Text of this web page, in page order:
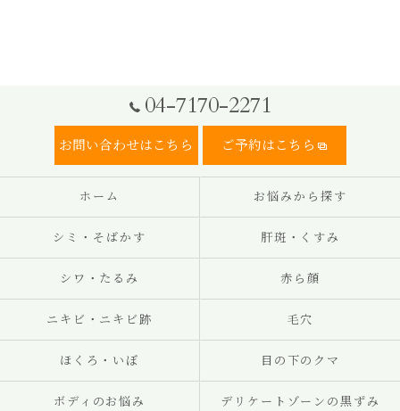
04-7170-2271
お問い合わせはこちら ご予約はこちら
ホーム お悩みから探す
シミ・そばかす 肝斑・くすみ
シワ・たるみ 赤ら顔
ニキビ・ニキビ跡 毛穴
ほくろ・いぼ 目の下のクマ
ボディのお悩み デリケートゾーンの黒ずみ